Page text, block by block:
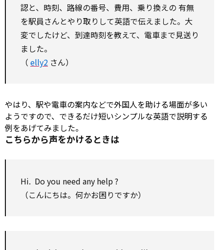
認と、時刻、路線の番号、費用、乗り換えの 有無
を駅員さんとやり取りして英語で伝えました。大
変でしたけど、到達時刻を教えて、電車まで見送り
ました。
（ elly2 さん）
やはり、駅や電車の案内などで外国人を助ける場面が多い
ようですので、できるだけ短いシンプルな英語で説明する
例をあげてみました。
こちらから声をかけるときは
Hi. Do you need any help?
（こんにちは。何かお困りですか）